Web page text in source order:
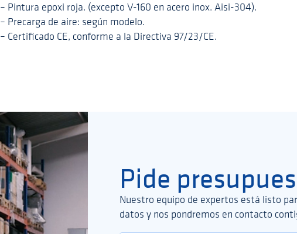
– Pintura epoxi roja. (excepto V-160 en acero inox. Aisi-304).
– Precarga de aire: según modelo.
– Certificado CE, conforme a la Directiva 97/23/CE.
Pide
Nuestro equipo de expertos está listo
datos y nos pondremos en contacto